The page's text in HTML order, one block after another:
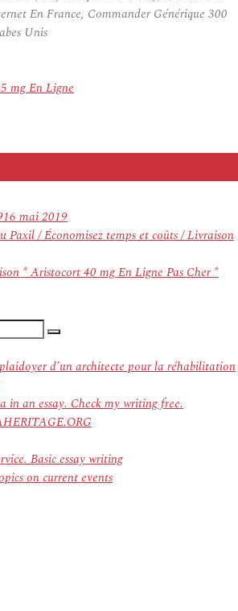
En France, Commander Générique 300
Unis
mg En Ligne
16 mai 2019
Paxil / Économisez temps et coûts / Livraison
* Aristocort 40 mg En Ligne Pas Cher *
Recherche
d’un architecte pour la réhabilitation
in an essay. Check my writing free.
Basic essay writing
on current events